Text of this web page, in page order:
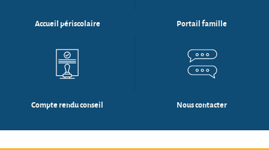
Accueil périscolaire Portail famille
Compte rendu conseil Nous contacter